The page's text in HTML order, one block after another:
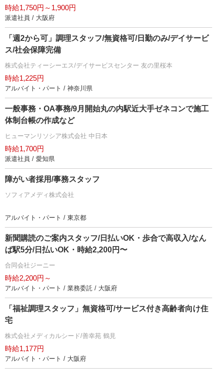
時給1,750円～1,900円
派遣社員 / 大阪府
「週2から可」調理スタッフ/無資格可/日勤のみ/デイサービ
ス/社会保障完備
株式会社ティーシーエス/デイサービスセンター 友の里桜本
時給1,225円
アルバイト・パート / 神奈川県
一般事務・OA事務/9月開始丸の内駅近大手ゼネコンで施工
体制台帳の作成など
ヒューマンリソシア株式会社 中日本
時給1,700円
派遣社員 / 愛知県
障がい者採用/事務スタッフ
ソフィアメディ株式会社
アルバイト・パート / 東京都
新聞購読のご案内スタッフ/日払いOK・歩合で高収入/なん
ば駅5分/日払いOK・時給2,200円〜
合同会社ジーニー
時給2,200円～
アルバイト・パート / 業務委託 / 大阪府
「福祉調理スタッフ」無資格可/サービス付き高齢者向け住
宅
株式会社メディカルシード/善幸苑 鶴見
時給1,177円
アルバイト・パート / 大阪府